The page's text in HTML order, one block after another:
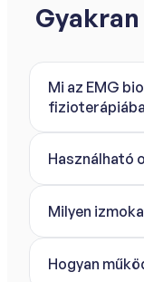
Mi az EMG
Használható
Milyen
Hogyan